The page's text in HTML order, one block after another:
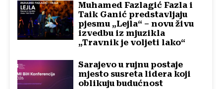
Muhamed Fazlagić Fazla i
Taik Ganić predstavljaju
pjesmu „Lejla“ – novu živu
izvedbu iz mjuzikla
„Travnik je voljeti lako“
Sarajevo u rujnu postaje
mjesto susreta lidera koji
oblikuju budućnost